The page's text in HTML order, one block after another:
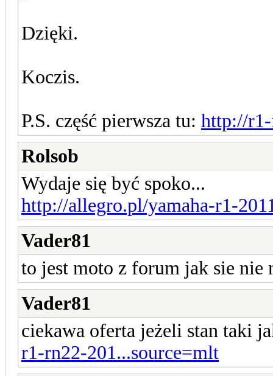
Dzięki.
Koczis.
P.S. część pierwsza tu: http://
Rolsob
Wydaje się być spoko...
http://allegro.pl/yamaha-r1-
Vader81
to jest moto z forum jak sie
Vader81
ciekawa oferta jeżeli stan taki
r1-rn22-201...source=mlt